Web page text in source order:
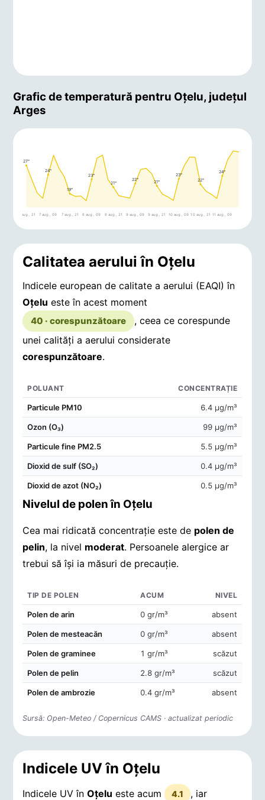
Grafic de temperatură pentru Oţelu, județul
Arges
27°
6 aug., 21
24°
7 aug., 09
19°
7 aug., 21
23°
8 aug., 09
21°
8 aug., 21
22°
9 aug., 09
21°
9 aug., 21
23°
10 aug., 09
22°
10 aug., 21
24°
11 aug., 09
Calitatea aerului în Oţelu
Indicele european de calitate a aerului (EAQI) în
Oţelu este în acest moment
40 · corespunzătoare
, ceea ce corespunde
unei calități a aerului considerate
corespunzătoare.
POLUANT CONCENTRAȚIE
Particule PM10 6.4 μg/m³
Ozon (O₃) 99 μg/m³
Particule fine PM2.5 5.5 μg/m³
Dioxid de sulf (SO₂) 0.4 μg/m³
Dioxid de azot (NO₂) 0.5 μg/m³
Nivelul de polen în Oţelu
Cea mai ridicată concentrație este de polen de
pelin, la nivel moderat. Persoanele alergice ar
trebui să își ia măsuri de precauție.
Concentrații de polen în aerul din Oţelu
TIP DE POLEN ACUM NIVEL
Polen de arin 0 gr/m³ absent
Polen de mesteacăn 0 gr/m³ absent
Polen de graminee 1 gr/m³ scăzut
Polen de pelin 2.8 gr/m³ scăzut
Polen de ambrozie 0.4 gr/m³ absent
Sursă: Open-Meteo / Copernicus CAMS · actualizat periodic
Indicele UV în Oţelu
Indicele UV înOţelu este acum 4.1
, iar